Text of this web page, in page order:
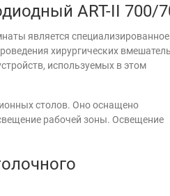
ART-II 700/
является специализированное
хирургических
используемых в этом
столов. Оно оснащено
рабочей зоны. Освещение